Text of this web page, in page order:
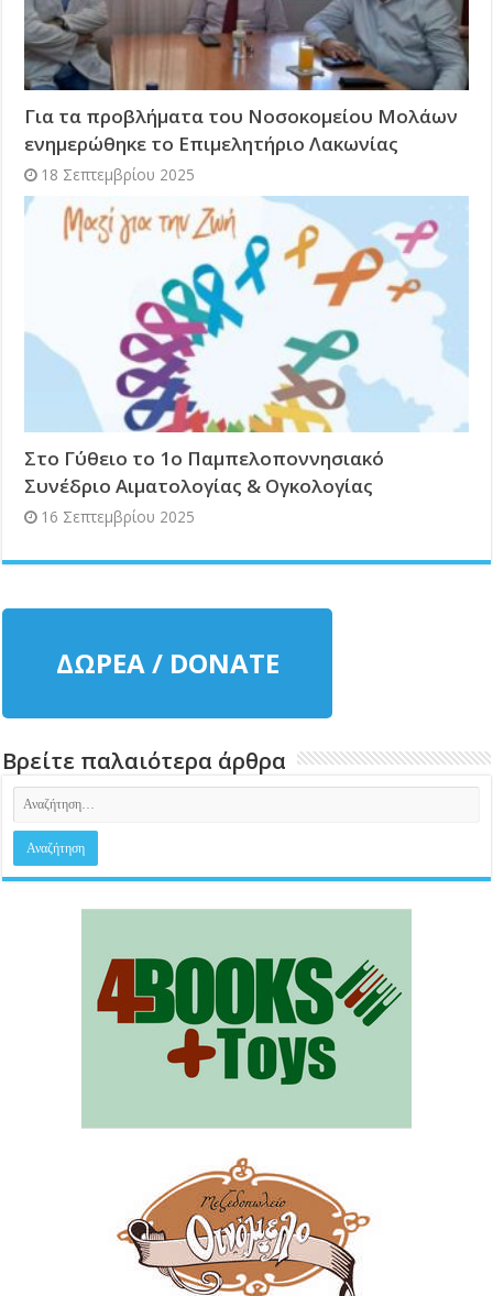
Για τα προβλήματα του Νοσοκομείου Μολάων
ενημερώθηκε το Επιμελητήριο Λακωνίας
18 Σεπτεμβρίου 2025
Στο Γύθειο το 1ο Παμπελοποννησιακό
Συνέδριο Αιματολογίας & Ογκολογίας
16 Σεπτεμβρίου 2025
ΔΩΡΕΑ / DONATE
Βρείτε παλαιότερα άρθρα